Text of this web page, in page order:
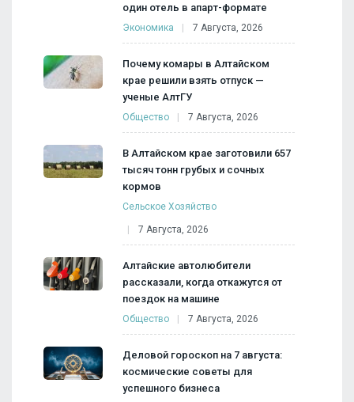
один отель в апарт-формате
Экономика 7 Августа, 2026
Почему комары в Алтайском
крае решили взять отпуск —
ученые АлтГУ
Общество 7 Августа, 2026
В Алтайском крае заготовили 657
тысяч тонн грубых и сочных
кормов
Сельское Хозяйство
7 Августа, 2026
Алтайские автолюбители
рассказали, когда откажутся от
поездок на машине
Общество 7 Августа, 2026
Деловой гороскоп на 7 августа:
космические советы для
успешного бизнеса